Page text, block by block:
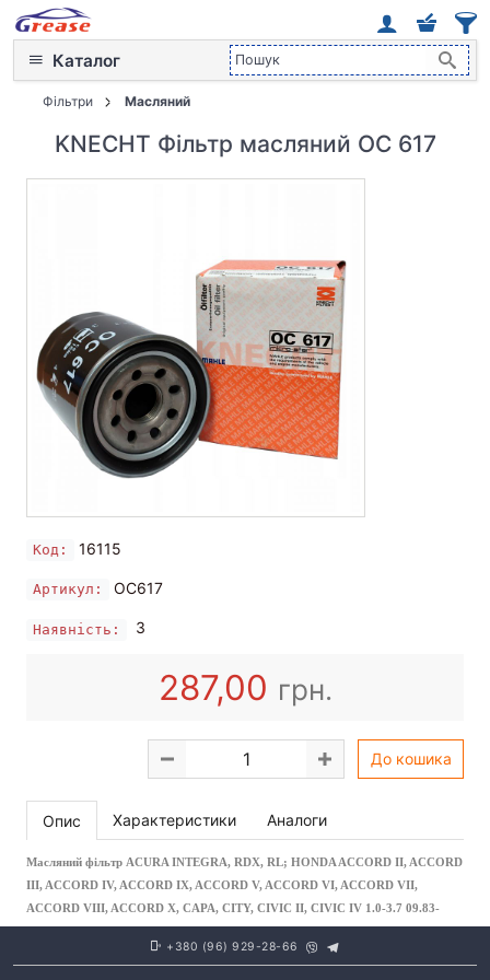
Каталог
Фільтри Масляний
KNECHT Фільтр масляний OC 617
Код: 16115
Артикул: OC617
Наявність: 3
287,00 грн.
До кошика
Опис Характеристики Аналоги
Масляний фільтр ACURA INTEGRA, RDX, RL; HONDA ACCORD II, ACCORD
III, ACCORD IV, ACCORD IX, ACCORD V, ACCORD VI, ACCORD VII,
ACCORD VIII, ACCORD X, CAPA, CITY, CIVIC II, CIVIC IV 1.0-3.7 09.83-
+380 (96) 929-28-66